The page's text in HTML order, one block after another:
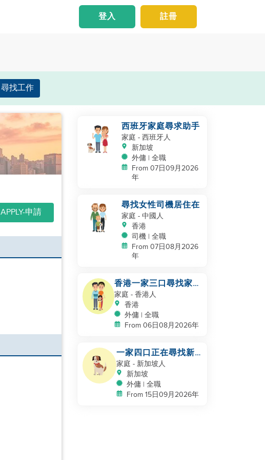
註冊
登入
尋找工作
APPLY-申請
西班牙家庭尋求助手
家庭 - 西班牙人
新加坡
外傭 | 全職
From 07日09月2026
年
尋找女性司機居住在
家庭 - 中國人
香港
司機 | 全職
From 07日08月2026
年
香港一家三口尋找家政
服務員
家庭 - 香港人
香港
外傭 | 全職
From 06日08月2026年
一家四口正在尋找新
的幫手
家庭 - 新加坡人
新加坡
外傭 | 全職
From 15日09月2026年